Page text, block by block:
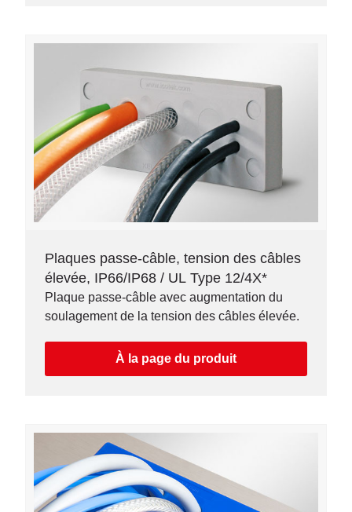
Plaques passe-câble, tension des câbles
élevée, IP66/IP68 / UL Type 12/4X*
Plaque passe-câble avec augmentation du
soulagement de la tension des câbles élevée.
À la page du produit